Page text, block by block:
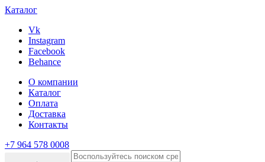
Каталог
Vk
Instagram
Facebook
Behance
О компании
Каталог
Оплата
Доставка
Контакты
+7 964 578 0008